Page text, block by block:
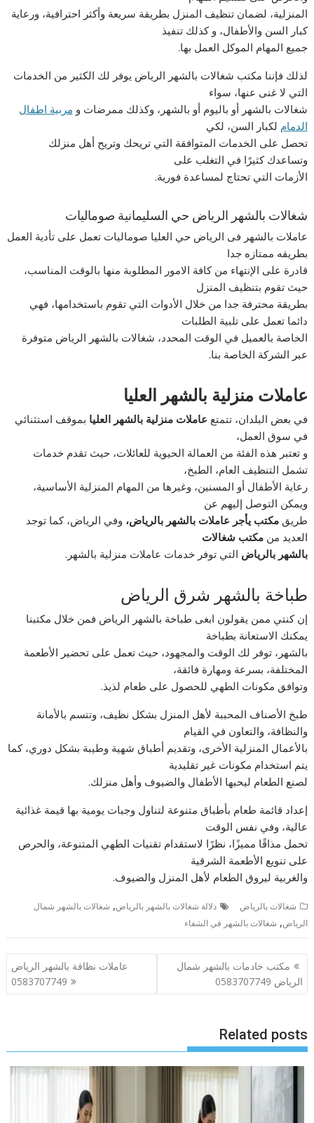
المنزلية، لضمان تنظيف المنزل بطريقة سريعة وأكثر احترافية، ورعاية
كبار السن والأطفال، و كذلك تنفيذ
جميع المهام الموكل العمل بها.
لذلك فإننا مكتب شغالات بالشهر الرياض يوفر لك الكثير من الخدمات
التي لا غنى عنها، سواء
شغالات بالشهر أو باليوم أو بالشهر، وكذلك ممرضات و مربية اطفال
الدمام لكبار السن، لكي
تحصل على الخدمات المتوافقة التي تريحك وتريح أهل منزلك
وتساعدك كثيرًا في التغلب على
الأزمات التي تحتاج لمساعدة فورية.
شغالات بالشهر الرياض حي السليمانية صوماليات
عاملات بالشهر فى الرياض حي العليا صوماليات تعمل على تأدية العمل
بطريقه ممتازه جدا
قادرة على الإنتهاء من كافة الامور المطلوبة منها بالوقت المناسب،
حيث تقوم بتنظيف المنزل
بطريقة محترفة جدا من خلال الأدوات التي تقوم باستخدامها، فهي
دائما تعمل على تلبية الطلبات
الخاصة بالعميل في الوقت المحدد، شغالات بالشهر الرياض متوفرة
عبر الشركة الخاصة بنا.
عاملات منزلية بالشهر العليا
في بعض البلدان، تتمتع عاملات منزلية بالشهر العليا بموقف استثنائي
في سوق العمل،
و تعتبر هذه الفئة من العمالة الحيوية للعائلات، حيث تقدم خدمات
تشمل التنظيف العام، الطبخ،
رعاية الأطفال أو المسنين، وغيرها من المهام المنزلية الأساسية،
ويمكن التوصل إليهم عن
طريق مكتب يأجر عاملات بالشهر بالرياض، وفي الرياض، كما توجد
العديد منمكتب شغالات
بالشهر بالرياض التي توفر خدمات عاملات منزلية بالشهر.
طباخة بالشهر شرق الرياض
إن كنتي ممن يقولون ابغى طباخة بالشهر الرياض فمن خلال مكتبنا
يمكنك الاستعانة بطباخة
بالشهر، توفر لك الوقت والمجهود، حيث تعمل على تحضير الأطعمة
المختلفة، بسرعة ومهارة فائقة،
وتوافق مكونات الطهي للحصول على طعام لذيذ.
طبخ الأصناف المحببة لأهل المنزل بشكل نظيف، وتتسم بالأمانة
والنظافة، والتعاون في القيام
بالأعمال المنزلية الأخرى، وتقديم أطباق شهية وطيبة بشكل دوري، كما
يتم استخدام مكونات غير تقليدية
لصنع الطعام ليحبها الأطفال والضيوف وأهل منزلك.
إعداد قائمة طعام بأطباق متنوعة لتناول وجبات يومية بها قيمة غذائية
عالية، وفي نفس الوقت
تحمل مذاقًا مميزًا، نظرًا لاستقدام تقنيات الطهي المتنوعة، والحرص
على تنويع الأطعمة الشرقية
والغربية ليروق الطعام لأهل المنزل والضيوف.
شغالات بالرياض دلالة شغالات بالشهر بالرياض, شغالات بالشهر شمال
الرياض, شغالات بالشهر في الشفاء
تصفّح
المقالات
مكتب خادمات بالشهر شمال
الرياض 0583707749
عاملات نظافة بالشهر الرياض
0583707749
Related posts